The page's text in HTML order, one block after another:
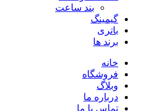
بند ساعت
گیمینگ
باتری
برند ها
خانه
فروشگاه
وبلاگ
درباره ما
تماس با ما